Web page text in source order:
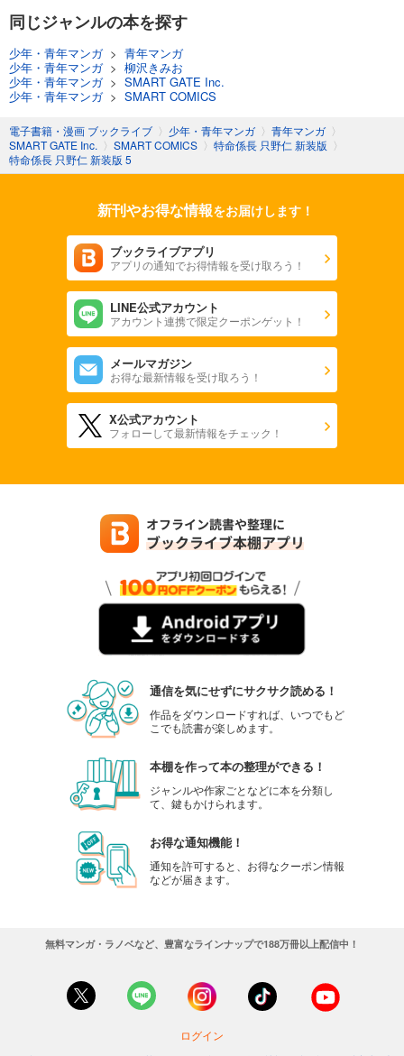
同じジャンルの本を探す
少年・青年マンガ> 青年マンガ
少年・青年マンガ> 柳沢きみお
少年・青年マンガ> SMART GATE Inc.
少年・青年マンガ> SMART COMICS
電子書籍・漫画 ブックライブ 〉 少年・青年マンガ 〉 青年マンガ 〉
SMART GATE Inc. 〉 SMART COMICS 〉 特命係長 只野仁 新装版 〉
特命係長 只野仁 新装版 5
新刊やお得な情報をお届けします！
ブックライブアプリ
アプリの通知でお得情報を受け取ろう！
LINE公式アカウント
アカウント連携で限定クーポンゲット！
メールマガジン
お得な最新情報を受け取ろう！
X公式アカウント
フォローして最新情報をチェック！
通信を気にせずにサクサク読める！
作品をダウンロードすれば、いつでもど
こでも読書が楽しめます。
本棚を作って本の整理ができる！
ジャンルや作家ごとなどに本を分類し
て、鍵もかけられます。
お得な通知機能！
通知を許可すると、お得なクーポン情報
などが届きます。
無料マンガ・ラノベなど、豊富なラインナップで188万冊以上配信中！
ログイン